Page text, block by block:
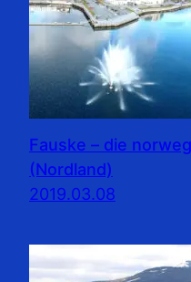
Fauske – die
(Nordland)
2019.03.08